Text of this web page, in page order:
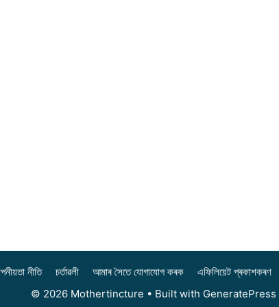
নীতি চৰ্তাৱলী আমাৰ সৈতে যোগাযোগ কৰক এফিলিয়েট প্ৰকাশকৰণ
© 2026 Mothertincture • Built with GeneratePress